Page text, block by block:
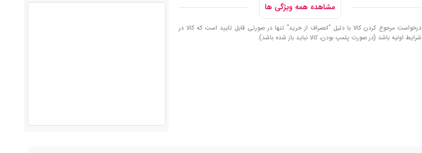
800 تا 1600
مشاهده همه ویژگی ها
درخواست مرجوع کردن کالا با دلیل “انصراف از خرید” تنها در صورتی قابل تایید است که کالا در
شرایط اولیه باشد (در صورت پلمپ بودن، کالا نباید باز شده باشد).